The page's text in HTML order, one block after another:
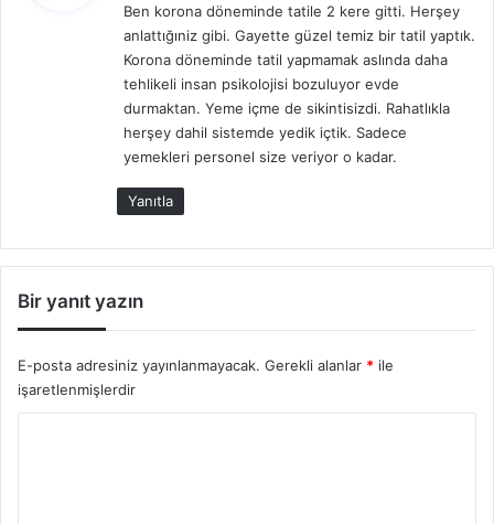
i
k
i
:
Ben korona döneminde tatile 2 kere gitti. Herşey
anlattığıniz gibi. Gayette güzel temiz bir tatil yaptık.
Korona döneminde tatil yapmamak aslında daha
tehlikeli insan psikolojisi bozuluyor evde
durmaktan. Yeme içme de sikintisizdi. Rahatlıkla
herşey dahil sistemde yedik içtik. Sadece
yemekleri personel size veriyor o kadar.
Yanıtla
Bir yanıt yazın
E-posta adresiniz yayınlanmayacak. Gerekli alanlar * ile
işaretlenmişlerdir